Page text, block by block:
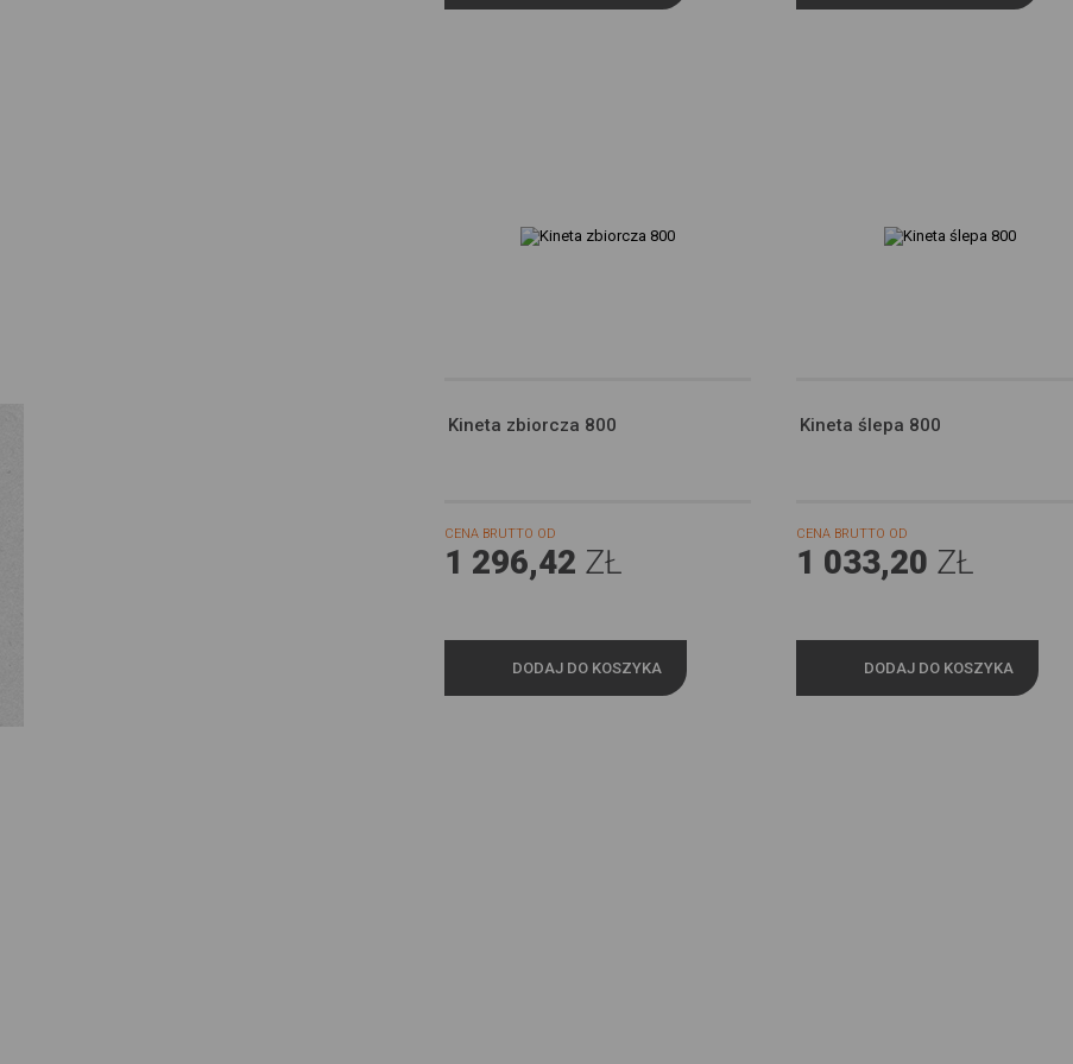
partnerami oraz innych dostawców usług. Firmy te działają w charakterze pośredników
Kineta zbiorcza 800
CENA BRUTTO OD
1 296,42 ZŁ
DODAJ DO KOSZYKA
Kineta ślepa 800
CENA BRUTTO OD
1 033,20 ZŁ
DODAJ DO KOSZYKA